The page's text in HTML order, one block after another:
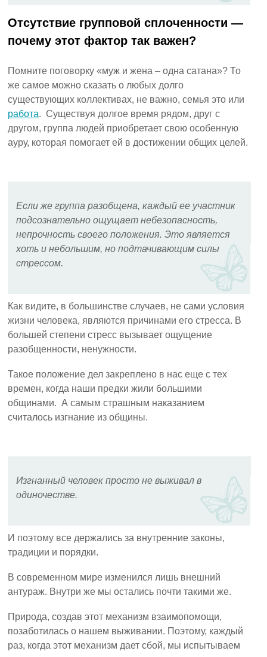
Отсутствие групповой сплоченности —
почему этот фактор так важен?
Помните поговорку «муж и жена – одна сатана»? То
же самое можно сказать о любых долго
существующих коллективах, не важно, семья это или
работа. Существуя долгое время рядом, друг с
другом, группа людей приобретает свою особенную
ауру, которая помогает ей в достижении общих целей.
Если же группа разобщена, каждый ее участник
подсознательно ощущает небезопасность,
непрочность своего положения. Это является
хоть и небольшим, но подтачивающим силы
стрессом.
Как видите, в большинстве случаев, не сами условия
жизни человека, являются причинами его стресса. В
большей степени стресс вызывает ощущение
разобщенности, ненужности.
Такое положение дел закреплено в нас еще с тех
времен, когда наши предки жили большими
общинами. А самым страшным наказанием
считалось изгнание из общины.
Изгнанный человек просто не выживал в
одиночестве.
И поэтому все держались за внутренние законы,
традиции и порядки.
В современном мире изменился лишь внешний
антураж. Внутри же мы остались почти такими же.
Природа, создав этот механизм взаимопомощи,
позаботилась о нашем выживании. Поэтому, каждый
раз, когда этот механизм дает сбой, мы испытываем